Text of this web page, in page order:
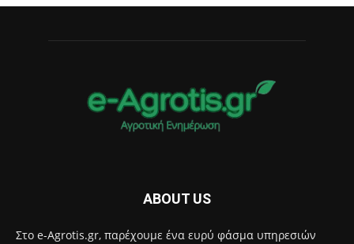
ABOUT US
Στο e-Agrotis.gr, παρέχουμε ένα ευρύ φάσμα υπηρεσιών